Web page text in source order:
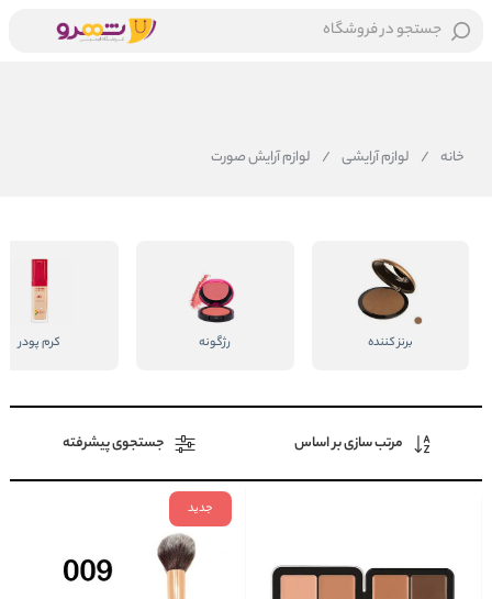
جستجو در فروشگاه
خانه / لوازم آرایشی / لوازم آرایش صورت
برنز کننده رژگونه کرم پودر
مرتب سازی بر اساس جستجوی پیشرفته
جدید